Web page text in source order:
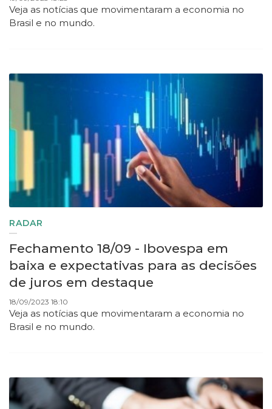
Veja as notícias que movimentaram a economia no
Brasil e no mundo.
RADAR
Fechamento 18/09 - Ibovespa em
baixa e expectativas para as decisões
de juros em destaque
18/09/2023 18:10
Veja as notícias que movimentaram a economia no
Brasil e no mundo.